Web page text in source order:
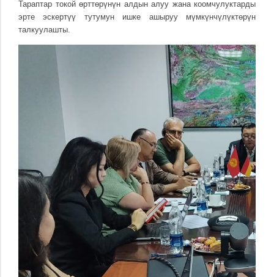
Тараптар токой өрттөрүнүн алдын алуу жана коомчулуктарды
эрте эскертүү тутумун ишке ашыруу мүмкүнчүлүктөрүн
талкуулашты.